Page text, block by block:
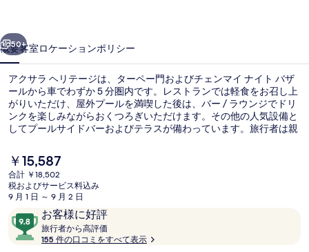
ー
ジ
の
写
真
ギ
ャ
ラ
リ
50+
概要客室ロケーションポリシー
アクサラ ヘリテージは、ターペー門およびチェンマイ ナイト バザ
ールから車でわずか 5 分圏内です。レストランでは軽食をお召し上
がりいただけ、屋外プールを満喫した後は、バー / ラウンジでドリ
ンクを楽しみながらおくつろぎいただけます。その他の人気設備と
してプールサイドバーおよびテラスが備わっています。旅行者は親
現
在
の
料
は
￥15,587
￥15,587
合計 ￥18,502
税およびサービス料込み
9 月 1 日 ～ 9 月 2 日
口
コ
ミ
お客様に好評
10
段
階
旅行者から高評価
行
155 件の口コミをすべて表示